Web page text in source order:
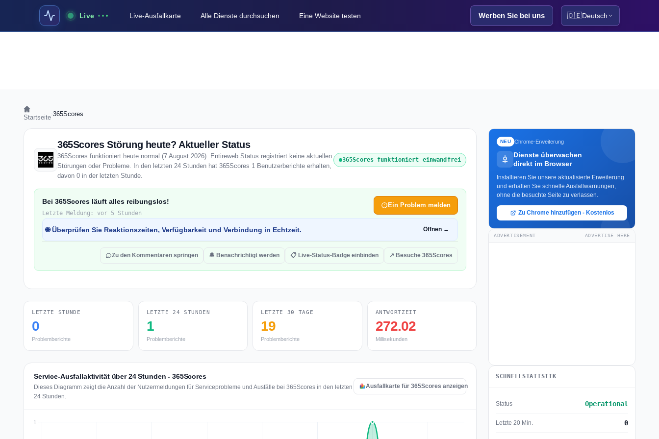
Live Live-Ausfallkarte Alle Dienste durchsuchen Eine Website testen Werben Sie bei uns 🇩🇪Deutsch
Startseite 365Scores
365Scores Störung heute? Aktueller Status
365Scores funktioniert heute normal (7 August 2026). Entireweb Status registriert keine aktuellen
Störungen oder Probleme. In den letzten 24 Stunden hat 365Scores 1 Benutzerberichte erhalten,
davon 0 in der letzten Stunde.
365Scores funktioniert einwandfrei
Bei 365Scores läuft alles reibungslos!
Letzte Meldung: vor 5 Stunden
Ein Problem melden
🌐 Überprüfen Sie Reaktionszeiten, Verfügbarkeit und Verbindung in Echtzeit. Öffnen →
Zu den Kommentaren springen 🔔 Benachrichtigt werden 📋 Live-Status-Badge einbinden ↗ Besuche 365Scores
LETZTE STUNDE
0
Problemberichte
LETZTE 24 STUNDEN
1
Problemberichte
LETZTE 30 TAGE
19
Problemberichte
ANTWORTZEIT
272.02
Millisekunden
Service-Ausfallaktivität über 24 Stunden - 365Scores
Dieses Diagramm zeigt die Anzahl der Nutzermeldungen für Serviceprobleme und Ausfälle bei 365Scores in den letzten
24 Stunden.
Ausfallkarte für 365Scores anzeigen
NEU Chrome-Erweiterung
Dienste überwachen
direkt im Browser
Installieren Sie unsere aktualisierte Erweiterung
und erhalten Sie schnelle Ausfallwarnungen,
ohne die besuchte Seite zu verlassen.
Zu Chrome hinzufügen - Kostenlos
ADVERTISEMENT ADVERTISE HERE
SCHNELLSTATISTIK
Status Operational
Letzte 20 Min. 0